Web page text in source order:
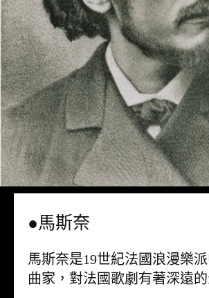
●馬斯奈
馬斯奈是19世紀法國浪漫樂
曲家，對法國歌劇有著深遠的